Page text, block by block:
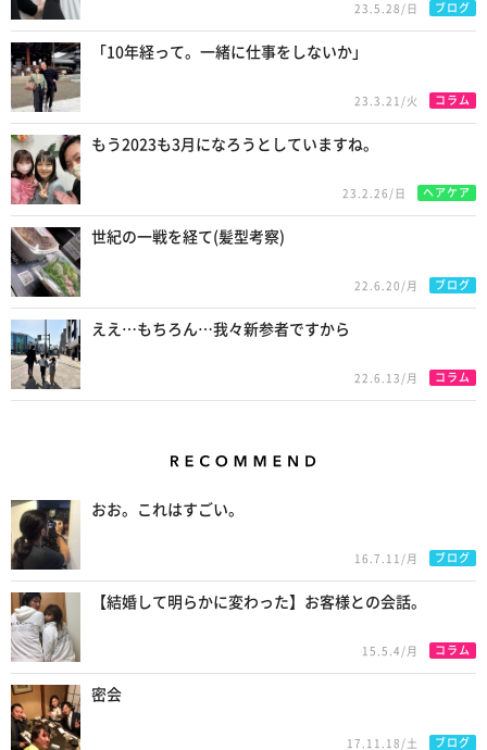
23.5.28/日 ブログ
「10年経って。一緒に仕事をしないか」
23.3.21/火 コラム
もう2023も3月になろうとしていますね。
23.2.26/日 ヘアケア
世紀の一戦を経て(髪型考察)
22.6.20/月 ブログ
ええ…もちろん…我々新参者ですから
22.6.13/月 コラム
おお。これはすごい。
16.7.11/月 ブログ
【結婚して明らかに変わった】お客様との会話。
15.5.4/月 コラム
密会
17.11.18/土 ブログ